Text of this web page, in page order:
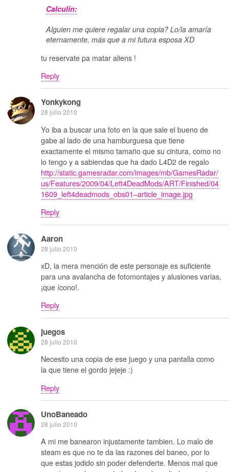
Calculin:
Alguien me quiere regalar una copia? Lo/la amaría
eternamente, más que a mi futura esposa XD
tu reservate pa matar aliens !
Reply
Yonkykong
28 julio 2010
Yo iba a buscar una foto en la que sale el bueno de
gabe al lado de una hamburguesa que tiene
exactamente el mismo tamaño que su cintura, como no
lo tengo y a sabiendas que ha dado L4D2 de regalo
http://static.gamesradar.com/images/mb/GamesRadar/
us/Features/2009/04/Left4DeadMods/ART/Finished/04
1609_left4deadmods_obs01–article_image.jpg
Reply
Aaron
28 julio 2010
xD, la mera mención de este personaje es suficiente
para una avalancha de fotomontajes y alusiones varias,
¡que ícono!.
Reply
juegos
28 julio 2010
Necesito una copia de ese juego y una pantalla como
la que tiene el gordo jejeje :)
Reply
UnoBaneado
28 julio 2010
A mi me banearon injustamente tambien. Lo malo de
steam es que no te da las razones del baneo, por lo
que estas jodido sin poder defenderte. Menos mal que